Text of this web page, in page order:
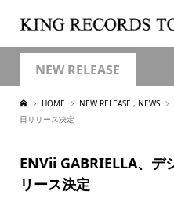
NEW RELEASE
HOME NEW RELEASE , NEWS
日リリース決定
ENVii GABRIELLA、デ
リース決定